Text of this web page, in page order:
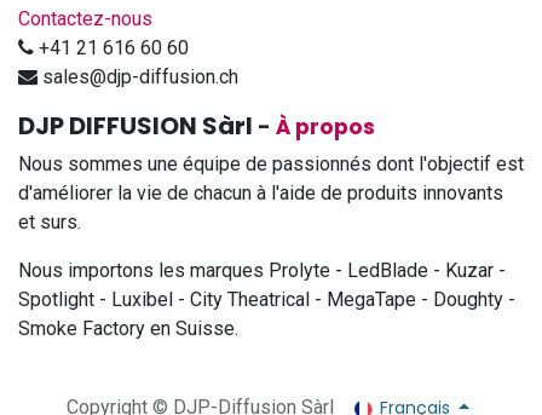
Contactez-nous
+41 21 616 60 60
sales@djp-diffusion.ch
DJP DIFFUSION Sàrl - À propos
Nous sommes une équipe de passionnés dont l'objectif est
d'améliorer la vie de chacun à l'aide de produits innovants
et surs.
Nous importons les marques Prolyte - LedBlade - Kuzar -
Spotlight - Luxibel - City Theatrical - MegaTape - Doughty -
Smoke Factory en Suisse.
Copyright © DJP-Diffusion Sàrl Français